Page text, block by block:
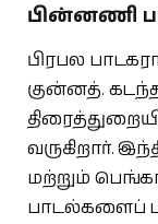
பின்னணி
பிரபல
குன்னத்.
வருகிறார்.
மற்றும்
பாடல்களைப்